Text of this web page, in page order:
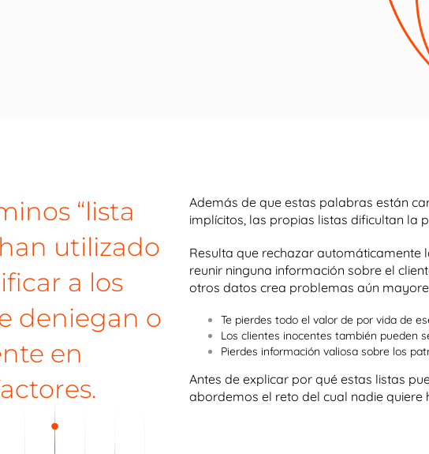
“lista
han utilizado
a los
deniegan o
en
Además de que estas palabras están
implícitos, las propias listas dificultan la
Resulta que rechazar automáticamente
reunir ninguna información sobre el
otros datos crea problemas aún
Te pierdes todo el valor de por vida de
Los clientes inocentes también pueden
Pierdes información valiosa sobre los
Antes de explicar por qué estas listas
abordemos el reto del cual nadie quiere